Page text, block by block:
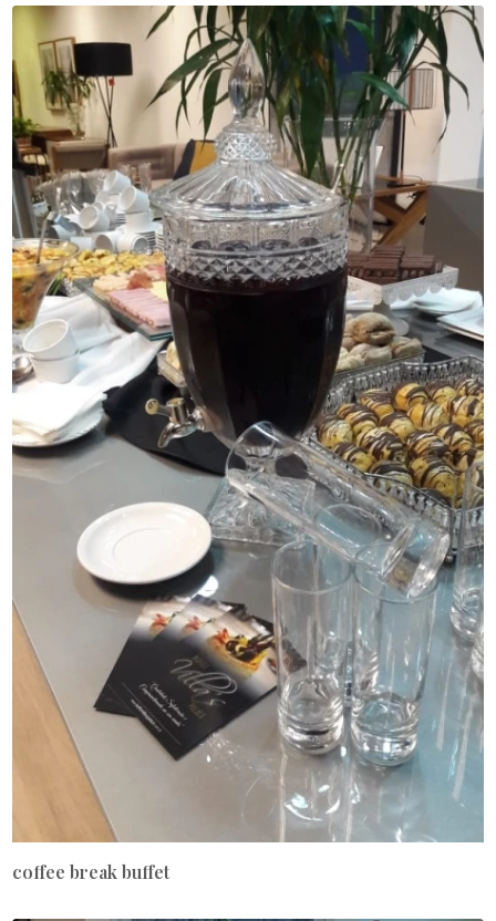
coffee break buffet